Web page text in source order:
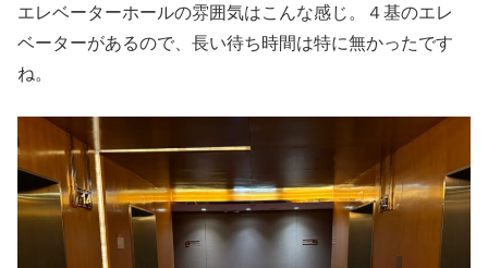
エレベーターホールの雰囲気はこんな感じ。４基のエレ
ベーターがあるので、長い待ち時間は特に無かったです
ね。